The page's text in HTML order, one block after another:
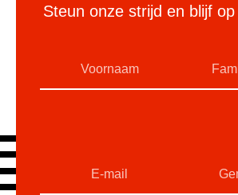
Steun onze strijd en blijf